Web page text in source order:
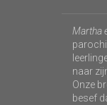
Martha
naar
Onze
besef